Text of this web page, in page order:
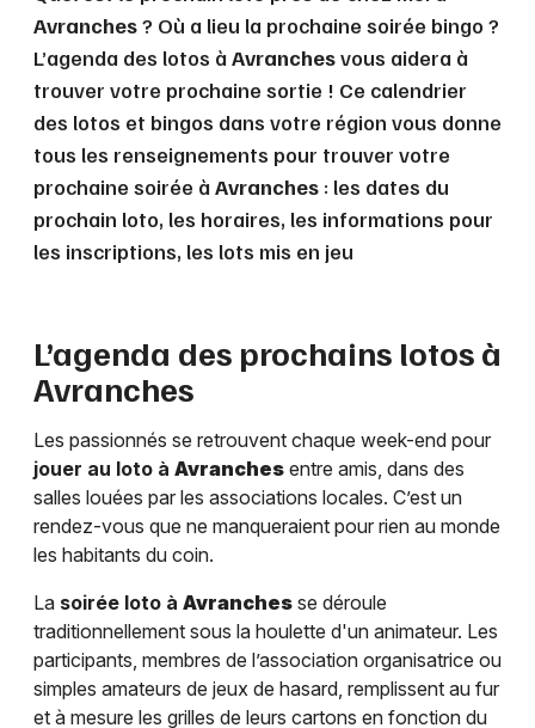
Avranches? Où a lieu la prochaine soirée bingo ?
L’agenda des lotos à Avranchesvous aidera à
trouver votre prochaine sortie ! Ce calendrier
des lotos et bingos dans votre région vous donne
tous les renseignements pour trouver votre
prochaine soirée à Avranches : les dates du
prochain loto, les horaires, les informations pour
les inscriptions, les lots mis en jeu
L’agenda des prochains lotos à
Avranches
Les passionnés se retrouvent chaque week-end pour
jouer au loto à Avranches entre amis, dans des
salles louées par les associations locales. C’est un
rendez-vous que ne manqueraient pour rien au monde
les habitants du coin.
La soirée loto à Avranches se déroule
traditionnellement sous la houlette d'un animateur. Les
participants, membres de l’association organisatrice ou
simples amateurs de jeux de hasard, remplissent au fur
et à mesure les grilles de leurs cartons en fonction du